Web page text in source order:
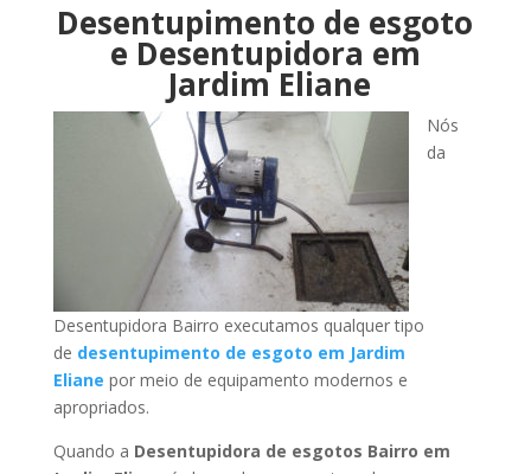
Desentupimento de esgoto
e Desentupidora em
Jardim Eliane
Nós
da
Desentupidora Bairro executamos qualquer tipo
de desentupimento de esgoto em Jardim
Eliane por meio de equipamento modernos e
apropriados.
Quando a Desentupidora de esgotos Bairro em